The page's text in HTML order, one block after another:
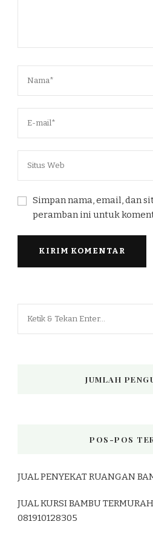
Simpan nama, email, dan
peramban ini untuk
Mencari
JUMLAH
POS-POS
JUAL PENYEKAT RUANGAN
JUAL KURSI BAMBU
081910128305